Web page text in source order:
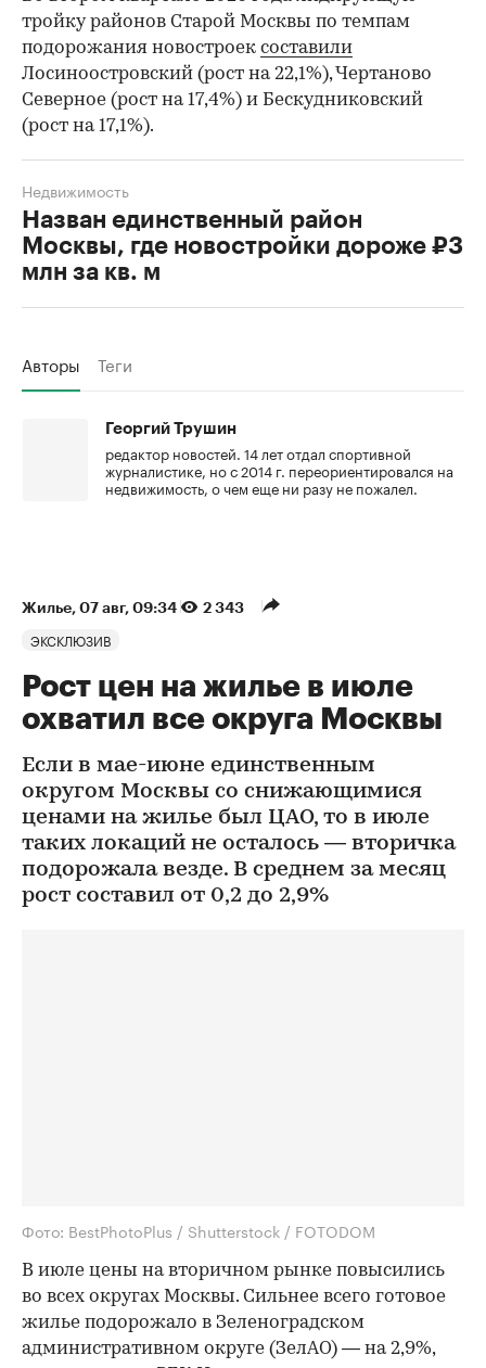
тройку районов Старой Москвы по темпам
подорожания новостроек составили
Лосиноостровский (рост на 22,1%), Чертаново
Северное (рост на 17,4%) и Бескудниковский
(рост на 17,1%).
Назван единственный район
Москвы, где новостройки дороже ₽3
млн за кв. м
Недвижимость
Авторы Теги
Георгий Трушин
редактор новостей. 14 лет отдал спортивной
журналистике, но с 2014 г. переориентировался на
недвижимость, о чем еще ни разу не пожалел.
Жилье⁠, 07 авг, 09:34 2 343
ЭКСКЛЮЗИВ
Рост цен на жилье в июле
охватил все округа Москвы
Если в мае-июне единственным
округом Москвы со снижающимися
ценами на жилье был ЦАО, то в июле
таких локаций не осталось — вторичка
подорожала везде. В среднем за месяц
рост составил от 0,2 до 2,9%
Фото: BestPhotoPlus / Shutterstock / FOTODOM
В июле цены на вторичном рынке повысились
во всех округах Москвы. Сильнее всего готовое
жилье подорожало в Зеленоградском
административном округе (ЗелАО) — на 2,9%,